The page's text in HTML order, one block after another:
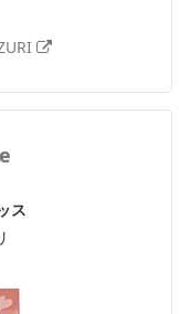
ス